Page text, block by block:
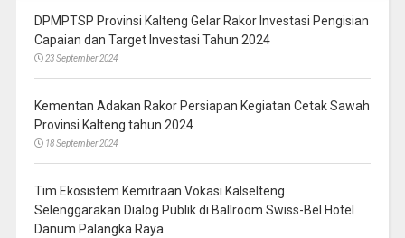
DPMPTSP Provinsi Kalteng Gelar Rakor Investasi Pengisian
Capaian dan Target Investasi Tahun 2024
23 September 2024
Kementan Adakan Rakor Persiapan Kegiatan Cetak Sawah
Provinsi Kalteng tahun 2024
18 September 2024
Tim Ekosistem Kemitraan Vokasi Kalselteng
Selenggarakan Dialog Publik di Ballroom Swiss-Bel Hotel
Danum Palangka Raya